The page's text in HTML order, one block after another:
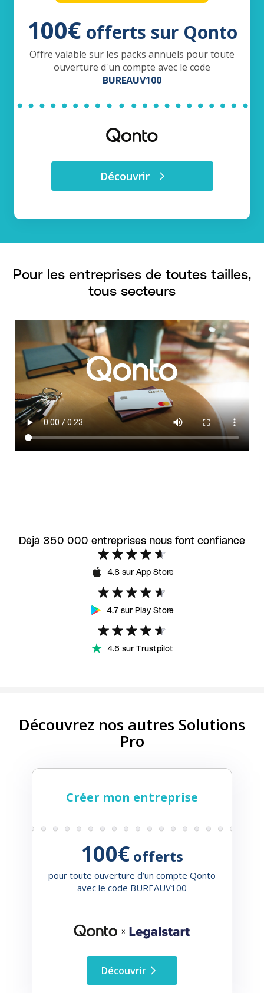
100€ offerts sur Qonto
Offre valable sur les packs annuels pour toute
ouverture d'un compte avec le code
BUREAUV100
Découvrir
Pour les entreprises de toutes tailles,
tous secteurs
Déjà 350 000 entreprises nous font confiance
4.8 sur App Store
4.7 sur Play Store
4.6 sur Trustpilot
Découvrez nos autres Solutions
Pro
Créer mon entreprise
100€ offerts
pour toute ouverture d’un compte Qonto
avec le code BUREAUV100
Découvrir